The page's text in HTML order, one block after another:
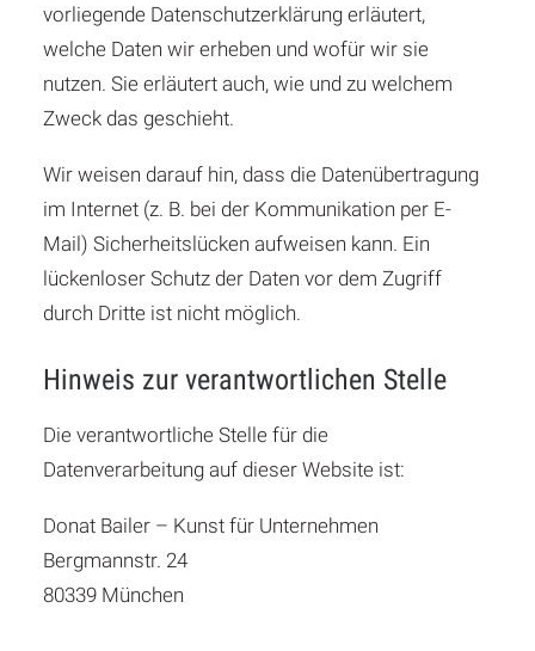
vorliegende Datenschutzerklärung erläutert,
welche Daten wir erheben und wofür wir sie
nutzen. Sie erläutert auch, wie und zu welchem
Zweck das geschieht.
Wir weisen darauf hin, dass die Datenübertragung
im Internet (z. B. bei der Kommunikation per E-
Mail) Sicherheitslücken aufweisen kann. Ein
lückenloser Schutz der Daten vor dem Zugriff
durch Dritte ist nicht möglich.
Hinweis zur verantwortlichen Stelle
Die verantwortliche Stelle für die
Datenverarbeitung auf dieser Website ist:
Donat Bailer – Kunst für Unternehmen
Bergmannstr. 24
80339 München